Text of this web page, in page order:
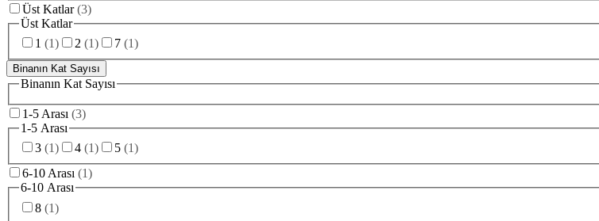
Üst Katlar (3)
Üst Katlar
1 (1) 2 (1) 7 (1)
Binanın Kat Sayısı
Binanın Kat Sayısı
1-5 Arası (3)
1-5 Arası
3 (1) 4 (1) 5 (1)
6-10 Arası (1)
6-10 Arası
8 (1)